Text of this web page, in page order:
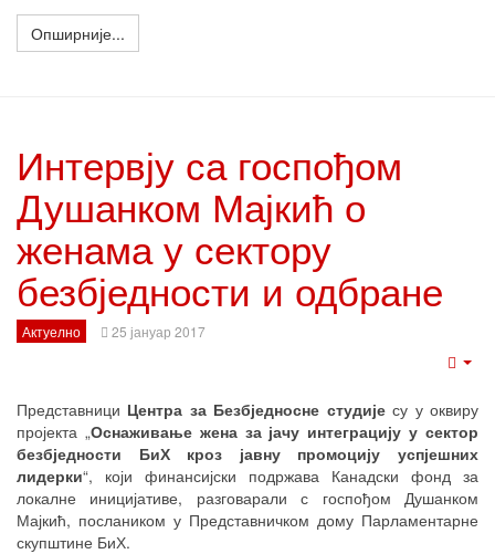
Опширније...
Интервју са госпођом
Душанком Мајкић о
женама у сектору
безбједности и одбране
Актуелно 25 јануар 2017
Представници Центра за Безбједносне студијесу у оквиру
пројекта „Оснаживање жена за јачу интеграцију у сектор
безбједности БиХ кроз јавну промоцију успјешних
лидерки“, који финансијски подржава Канадски фонд за
локалне иницијативе, разговарали с госпођом Душанком
Мајкић, послаником у Представничком дому Парламентарне
скупштине БиХ.